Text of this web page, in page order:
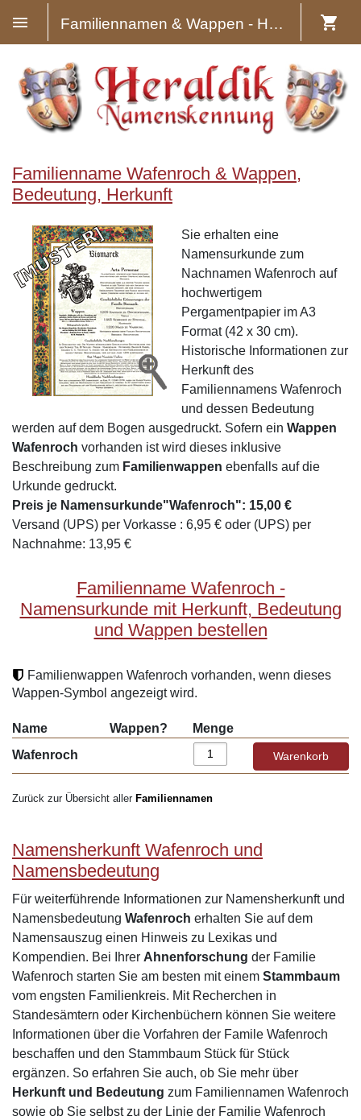
Familiennamen & Wappen - Heraldik
Familienname Wafenroch & Wappen,
Bedeutung, Herkunft
Sie erhalten eine
Namensurkunde zum
Nachnamen Wafenroch auf
hochwertigem
Pergamentpapier im A3
Format (42 x 30 cm).
Historische Informationen zur
Herkunft des
Familiennamens Wafenroch
und dessen Bedeutung
werden auf dem Bogen ausgedruckt. Sofern ein Wappen
Wafenroch vorhanden ist wird dieses inklusive
Beschreibung zum Familienwappen ebenfalls auf die
Urkunde gedruckt.
Preis je Namensurkunde"Wafenroch": 15,00 €
Versand (UPS) per Vorkasse : 6,95 € oder (UPS) per
Nachnahme: 13,95 €
Familienname Wafenroch -
Namensurkunde mit Herkunft, Bedeutung
und Wappen bestellen
Familienwappen Wafenroch vorhanden, wenn dieses
Wappen-Symbol angezeigt wird.
Name Wappen?
Menge
Wafenroch
Zurück zur Übersicht aller Familiennamen
Namensherkunft Wafenroch und
Namensbedeutung
Für weiterführende Informationen zur Namensherkunft und
Namensbedeutung Wafenroch erhalten Sie auf dem
Namensauszug einen Hinweis zu Lexikas und
Kompendien. Bei Ihrer Ahnenforschung der Familie
Wafenroch starten Sie am besten mit einem Stammbaum
vom engsten Familienkreis. Mit Recherchen in
Standesämtern oder Kirchenbüchern können Sie weitere
Informationen über die Vorfahren der Famile Wafenroch
beschaffen und den Stammbaum Stück für Stück
ergänzen. So erfahren Sie auch, ob Sie mehr über
Herkunft und Bedeutung zum Familiennamen Wafenroch
sowie ob Sie selbst zu der Linie der Familie Wafenroch